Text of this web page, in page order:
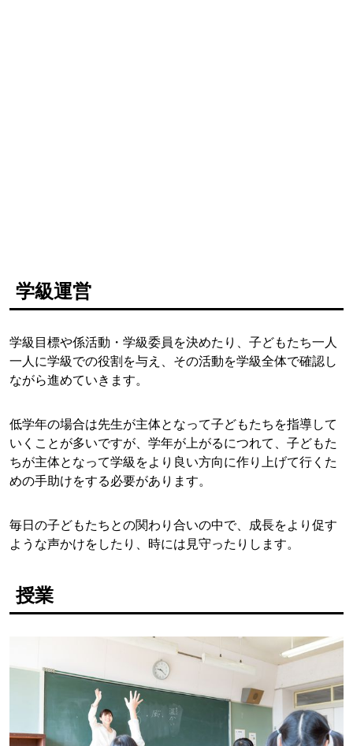
学級運営
学級目標や係活動・学級委員を決めたり、子どもたち一人
一人に学級での役割を与え、その活動を学級全体で確認し
ながら進めていきます。
低学年の場合は先生が主体となって子どもたちを指導して
いくことが多いですが、学年が上がるにつれて、子どもた
ちが主体となって学級をより良い方向に作り上げて行くた
めの手助けをする必要があります。
毎日の子どもたちとの関わり合いの中で、成長をより促す
ような声かけをしたり、時には見守ったりします。
授業